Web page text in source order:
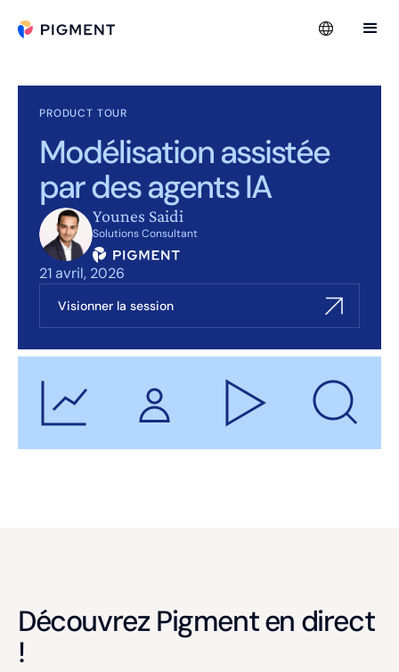
PRODUCT TOUR
Modélisation assistée
par des agents IA
Younes Saidi
Solutions Consultant
21 avril, 2026
Visionner la session
Découvrez Pigment en direct
!